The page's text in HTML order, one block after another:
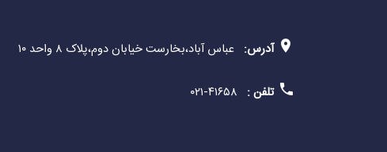
آدرس: عباس آباد،بخارست خیابان دوم،پلاک ۸ واحد ۱۰
تلفن : ۴۱۶۵۸-۰۲۱